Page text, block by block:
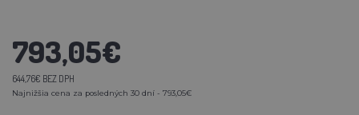
793,05€
644,76€ BEZ DPH
Najnižšia cena za posledných 30 dní - 793,05€